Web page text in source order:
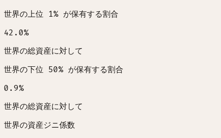
世界の上位 1% が保有する割合
42.0%
世界の総資産に対して
世界の下位 50% が保有する割合
0.9%
世界の総資産に対して
世界の資産ジニ係数